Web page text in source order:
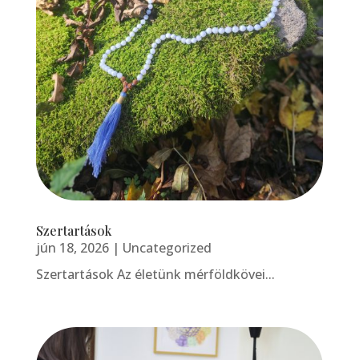
Szertartások
jún 18, 2026| Uncategorized
Szertartások Az életünk mérföldkövei...